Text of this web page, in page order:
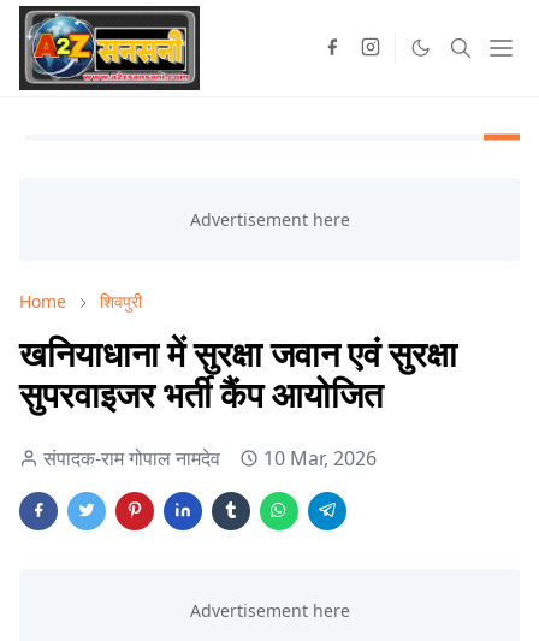
Home शिवपुरी
खनियाधाना में सुरक्षा जवान एवं सुरक्षा
सुपरवाइजर भर्ती कैंप आयोजित
संपादक-राम गोपाल नामदेव 10 Mar, 2026